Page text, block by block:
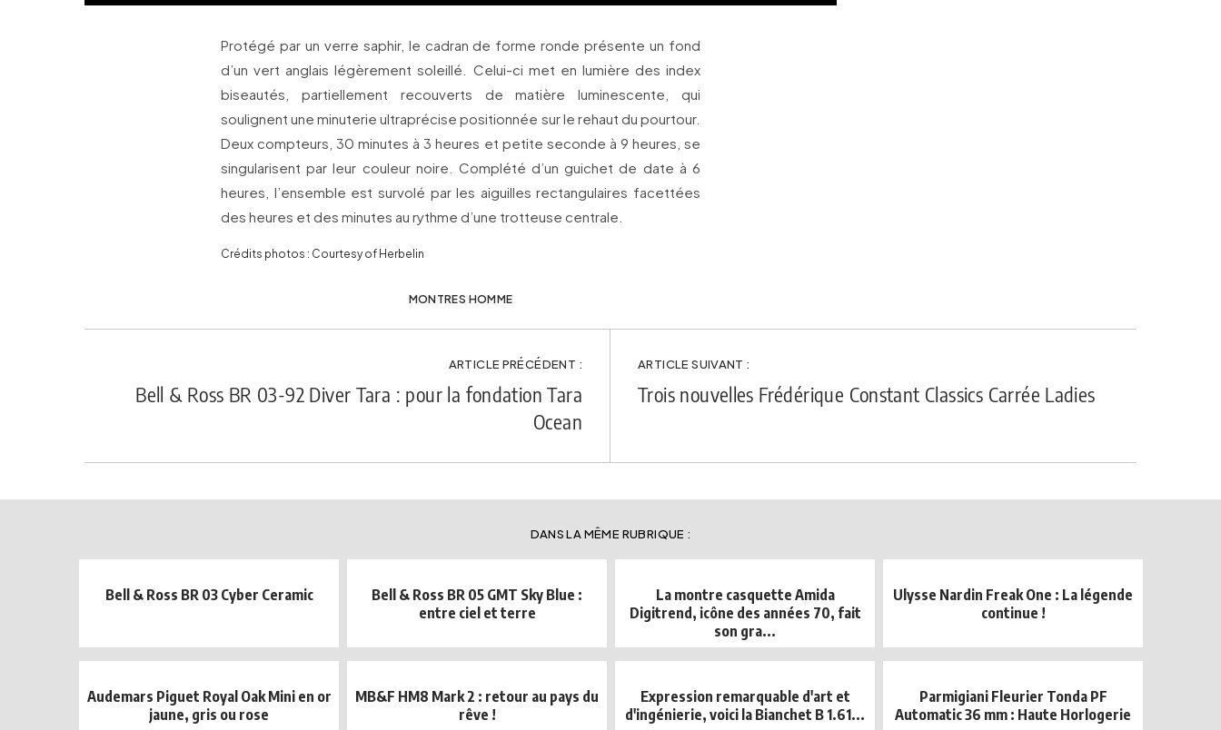
Protégé par un verre saphir, le cadran de forme ronde présente un fond
d’un vert anglais légèrement soleillé. Celui-ci met en lumière des index
biseautés, partiellement recouverts de matière luminescente, qui
soulignent une minuterie ultraprécise positionnée sur le rehaut du pourtour.
Deux compteurs, 30 minutes à 3 heures et petite seconde à 9 heures, se
singularisent par leur couleur noire. Complété d’un guichet de date à 6
heures, l’ensemble est survolé par les aiguilles rectangulaires facettées
des heures et des minutes au rythme d’une trotteuse centrale.
Crédits photos : Courtesy of Herbelin
MONTRES HOMME
ARTICLE PRÉCÉDENT :
Bell & Ross BR 03-92 Diver Tara : pour la fondation Tara
Ocean
ARTICLE SUIVANT :
Trois nouvelles Frédérique Constant Classics Carrée Ladies
DANS LA MÊME RUBRIQUE :
Bell & Ross BR 03 Cyber Ceramic
Bell & Ross BR 05 GMT Sky Blue :
entre ciel et terre
La montre casquette Amida
Digitrend, icône des années 70, fait
son gra...
Ulysse Nardin Freak One : La légende
continue !
Audemars Piguet Royal Oak Mini en or
jaune, gris ou rose
MB&F HM8 Mark 2 : retour au pays du
rêve !
Expression remarquable d'art et
d'ingénierie, voici la Bianchet B 1.61...
Parmigiani Fleurier Tonda PF
Automatic 36 mm : Haute Horlogerie